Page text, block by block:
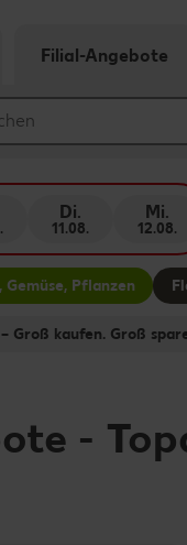
Filial-Angebote
Di.
11.08.
Mi.
12.08.
Gemüse, Pflanzen
Groß kaufen. Groß
-